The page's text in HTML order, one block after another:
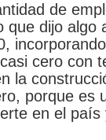
de
que dijo algo
cero con
la
porque es
en el